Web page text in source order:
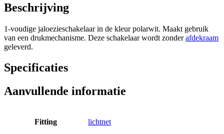
Beschrijving
1-voudige jaloezieschakelaar in de kleur polarwit. Maakt gebruik
van een drukmechanisme. Deze schakelaar wordt zonderafdekraam
geleverd.
Specificaties
Aanvullende informatie
Fitting lichtnet